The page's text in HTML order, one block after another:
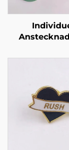
Abzeichen,